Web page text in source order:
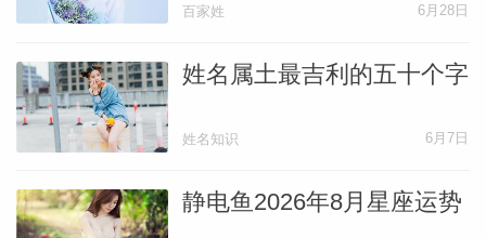
百家姓 6月28日
姓名属土最吉利的五十个字
姓名知识 6月7日
静电鱼2026年8月星座运势